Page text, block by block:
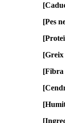
[Pes
[Fibra